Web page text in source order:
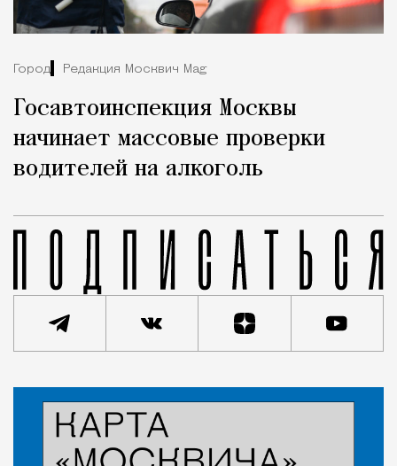
Город Редакция Москвич Mag
Госавтоинспекция Москвы
начинает массовые проверки
водителей на алкоголь